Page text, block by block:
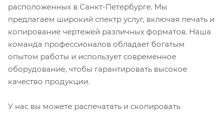
расположенных в Санкт-Петербурге. Мы
предлагаем широкий спектр услуг, включая печать и
копирование чертежей различных форматов. Наша
команда профессионалов обладает богатым
опытом работы и использует современное
оборудование, чтобы гарантировать высокое
качество продукции.
У нас вы можете распечатать и скопировать